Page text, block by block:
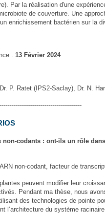
Par la réalisation d'une
de couverture. Une
enrichissement bactérien sur la
: 13 Février 2024
P. Ratet (IPS2-Saclay), Dr. N.
non-codants : ont-ils un rôle
non-codant, facteur de
peuvent modifier leur
Pendant ma thèse, nous
des technologies de pointe
l’architecture du système